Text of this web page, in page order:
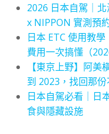
2026 日本自駕｜
x NIPPON 實測預
日本 ETC 使用教
費用一次搞懂（
【東京上野】阿
到 2023，找回那
日本自駕必看｜日
食與隱藏設施